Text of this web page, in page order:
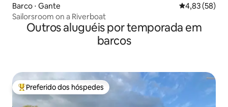
Barco ⋅ Gante 4,83 de uma
4,83 (58)
Sailorsroom on a Riverboat
Outros aluguéis por temporada em
barcos
Entre os melhores preferidos dos hóspedes
Preferido dos hóspedes